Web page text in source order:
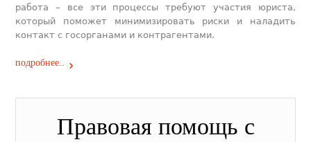
работа – все эти процессы требуют участия юриста,
который поможет минимизировать риски и наладить
контакт с госорганами и контрагентами.
подробнее..
Правовая помощь с